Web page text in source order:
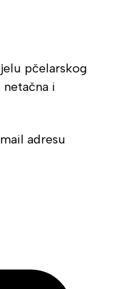
pčelarskog
i
adresu